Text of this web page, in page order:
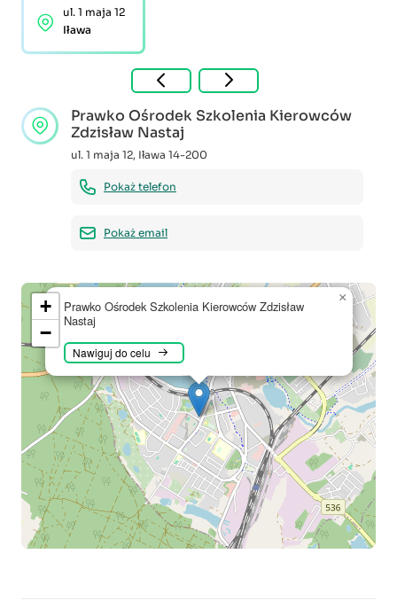
ul. 1 maja 12
Iława
Prawko Ośrodek Szkolenia Kierowców
Zdzisław Nastaj
ul. 1 maja 12, Iława 14-200
Pokaż telefon
Pokaż email
Prawko Ośrodek Szkolenia Kierowców Zdzisław
Nastaj
Nawiguj do celu
×
+
−